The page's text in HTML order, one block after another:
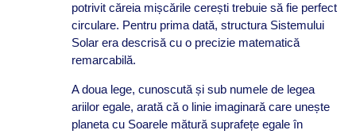
potrivit căreia mișcările cerești trebuie să fie perfect
circulare. Pentru prima dată, structura Sistemului
Solar era descrisă cu o precizie matematică
remarcabilă.
A doua lege, cunoscută și sub numele de legea
ariilor egale, arată că o linie imaginară care unește
planeta cu Soarele mătură suprafețe egale în